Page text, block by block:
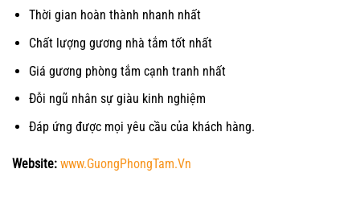
Thời gian hoàn thành nhanh nhất
Chất lượng gương nhà tắm tốt nhất
Giá gương phòng tắm cạnh tranh nhất
Đỗi ngũ nhân sự giàu kinh nghiệm
Đáp ứng được mọi yêu cầu của khách hàng.
Website: www.GuongPhongTam.Vn